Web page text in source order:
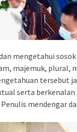
mengetahui
majemuk,
tersebut
serta
mendengar